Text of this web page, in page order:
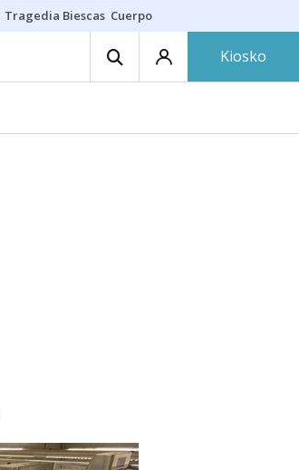
Tragedia Biescas Cuerpo ría
Kiosko